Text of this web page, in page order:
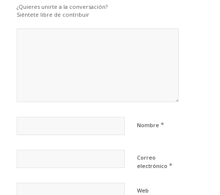
¿Quieres unirte a la conversación?
Siéntete libre de contribuir
Nombre *
Correo
electrónico *
Web